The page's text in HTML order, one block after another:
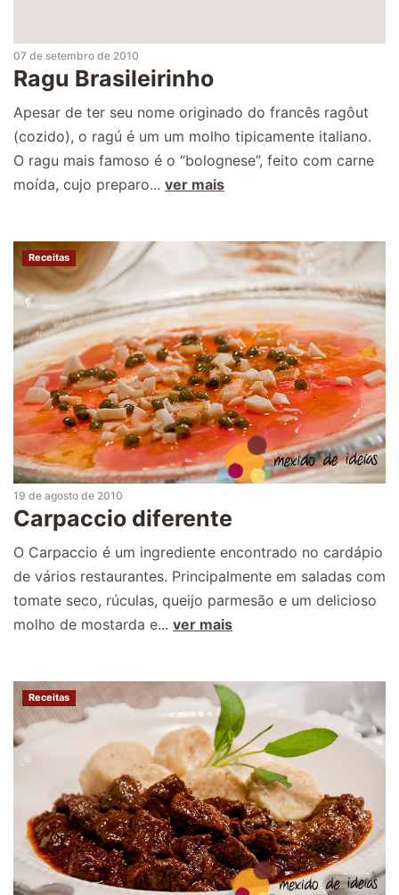
07 de setembro de 2010
Ragu Brasileirinho
Apesar de ter seu nome originado do francês ragôut
(cozido), o ragú é um um molho tipicamente italiano.
O ragu mais famoso é o “bolognese”, feito com carne
moída, cujo preparo... ver mais
Receitas
19 de agosto de 2010
Carpaccio diferente
O Carpaccio é um ingrediente encontrado no cardápio
de vários restaurantes. Principalmente em saladas com
tomate seco, rúculas, queijo parmesão e um delicioso
molho de mostarda e... ver mais
Receitas